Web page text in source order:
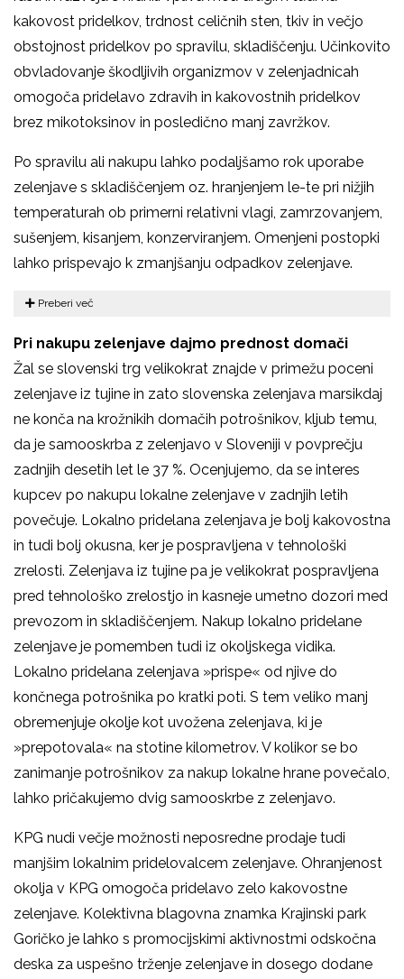
kakovost pridelkov, trdnost celičnih sten, tkiv in večjo
obstojnost pridelkov po spravilu, skladiščenju. Učinkovito
obvladovanje škodljivih organizmov v zelenjadnicah
omogoča pridelavo zdravih in kakovostnih pridelkov
brez mikotoksinov in posledično manj zavržkov.
Po spravilu ali nakupu lahko podaljšamo rok uporabe
zelenjave s skladiščenjem oz. hranjenjem le-te pri nižjih
temperaturah ob primerni relativni vlagi, zamrzovanjem,
sušenjem, kisanjem, konzerviranjem. Omenjeni postopki
lahko prispevajo k zmanjšanju odpadkov zelenjave.
Preberi več
Pri nakupu zelenjave dajmo prednost domači
Žal se slovenski trg velikokrat znajde v primežu poceni
zelenjave iz tujine in zato slovenska zelenjava marsikdaj
ne konča na krožnikih domačih potrošnikov, kljub temu,
da je samooskrba z zelenjavo v Sloveniji v povprečju
zadnjih desetih let le 37 %. Ocenjujemo, da se interes
kupcev po nakupu lokalne zelenjave v zadnjih letih
povečuje. Lokalno pridelana zelenjava je bolj kakovostna
in tudi bolj okusna, ker je pospravljena v tehnološki
zrelosti. Zelenjava iz tujine pa je velikokrat pospravljena
pred tehnološko zrelostjo in kasneje umetno dozori med
prevozom in skladiščenjem. Nakup lokalno pridelane
zelenjave je pomemben tudi iz okoljskega vidika.
Lokalno pridelana zelenjava »prispe« od njive do
končnega potrošnika po kratki poti. S tem veliko manj
obremenjuje okolje kot uvožena zelenjava, ki je
»prepotovala« na stotine kilometrov. V kolikor se bo
zanimanje potrošnikov za nakup lokalne hrane povečalo,
lahko pričakujemo dvig samooskrbe z zelenjavo.
KPG nudi večje možnosti neposredne prodaje tudi
manjšim lokalnim pridelovalcem zelenjave. Ohranjenost
okolja v KPG omogoča pridelavo zelo kakovostne
zelenjave. Kolektivna blagovna znamka Krajinski park
Goričko je lahko s promocijskimi aktivnostmi odskočna
deska za uspešno trženje zelenjave in dosego dodane